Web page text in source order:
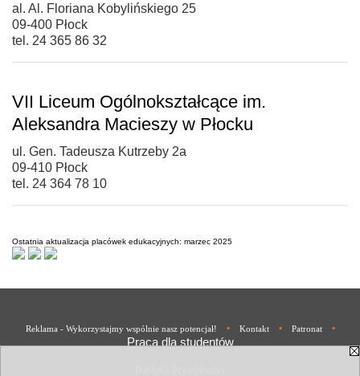
al. Al. Floriana Kobylińskiego 25
09-400 Płock
tel. 24 365 86 32
VII Liceum Ogólnokształcące im.
Aleksandra Macieszy w Płocku
ul. Gen. Tadeusza Kutrzeby 2a
09-410 Płock
tel. 24 364 78 10
Ostatnia aktualizacja placówek edukacyjnych: marzec 2025
Reklama - Wykorzystajmy wspólnie nasz potencjał! • Kontakt • Patronat •
Praca dla studentów